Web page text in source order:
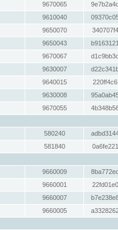
9670065
9610040
9650070
9650043
9670067
9630007
9640015
9630008
9670055
580240
581840
9660009
9660001
9660007
9660005